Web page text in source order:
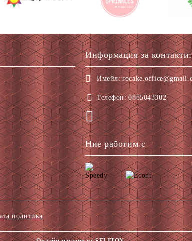
Информация за контакти:
Имейл:
Телефон: 0885043302
Ние работим с
политика